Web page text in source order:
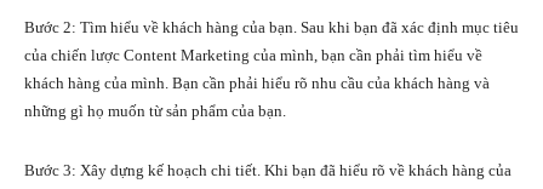
Bước 2: Tìm hiểu về khách hàng của bạn. Sau khi bạn đã xác định mục tiêu
của chiến lược Content Marketing của mình, bạn cần phải tìm hiểu về
khách hàng của mình. Bạn cần phải hiểu rõ nhu cầu của khách hàng và
những gì họ muốn từ sản phẩm của bạn.
Bước 3: Xây dựng kế hoạch chi tiết. Khi bạn đã hiểu rõ về khách hàng của